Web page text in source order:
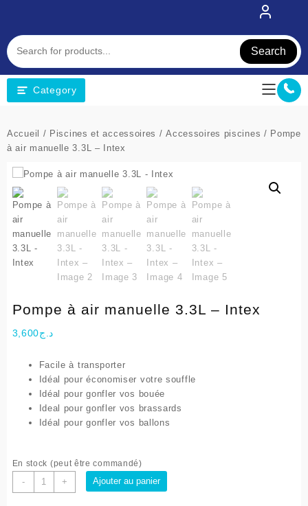
content
Search
Category
Accueil / Piscines et accessoires /Accessoires piscines / Pompe
à air manuelle 3.3L – Intex
Pompe à air manuelle 3.3L – Intex
د.ج3,600
Facile à transporter
Idéal pour économiser votre souffle
Idéal pour gonfler vos bouée
Ideal pour gonfler vos brassards
Idéal pour gonfler vos ballons
En stock (peut être commandé)
-
quantité
de
+ Ajouter au panier